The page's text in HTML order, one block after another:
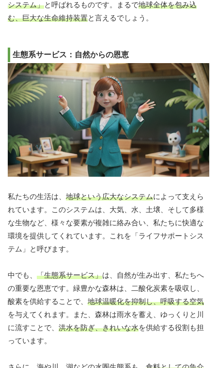
システム」と呼ばれるものです。まるで地球全体を包み込
む、巨大な生命維持装置と言えるでしょう。
生態系サービス：自然からの恩恵
私たちの生活は、 地球という広大なシステムによって支えら
れています。このシステムは、大気、水、土壌、そして多様
な生物など、様々な要素が複雑に絡み合い、私たちに快適な
環境を提供してくれています。これを「ライフサポートシス
テム」と呼びます。
中でも、 「生態系サービス」は、自然が生み出す、私たちへ
の重要な恩恵です。緑豊かな森林は、二酸化炭素を吸収し、
酸素を供給することで、 地球温暖化を抑制し、呼吸する空気
を与えてくれます。また、森林は雨水を蓄え、ゆっくりと川
に流すことで、 洪水を防ぎ、きれいな水を供給する役割も担
っています。